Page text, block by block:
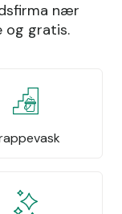
nær
og gratis.